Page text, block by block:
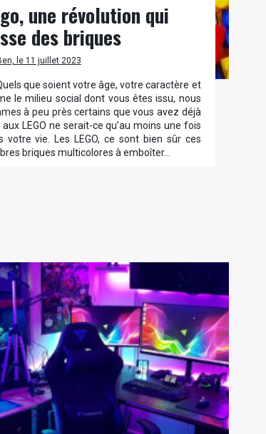
une révolution qui
des briques
le 11 juillet 2023
que soient votre âge, votre caractère et
le milieu social dont vous êtes issu, nous
à peu près certains que vous avez déjà
aux LEGO ne serait-ce qu’au moins une fois
votre vie. Les LEGO, ce sont bien sûr ces
briques multicolores à emboîter…